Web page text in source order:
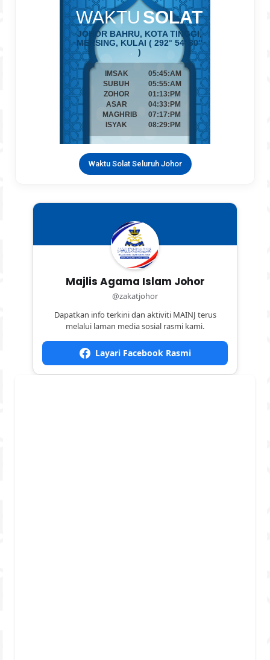
Waktu Solat Seluruh Johor
Majlis Agama Islam Johor
@zakatjohor
Dapatkan info terkini dan aktiviti MAINJ terus
melalui laman media sosial rasmi kami.
Layari Facebook Rasmi